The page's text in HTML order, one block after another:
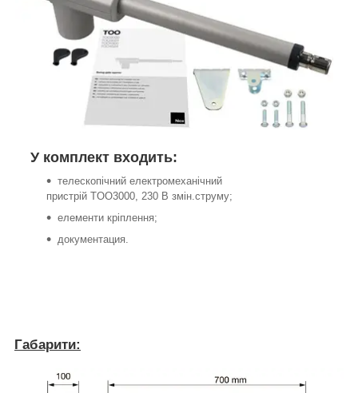
У комплект входить:
телескопічний електромеханічний
пристрій TOO3000, 230 В змін.струму;
елементи кріплення;
документация.
Габарити: